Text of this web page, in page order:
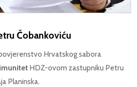
Čobankoviću
Hrvatskog sabora
HDZ-ovom zastupniku Petru
Planinska.